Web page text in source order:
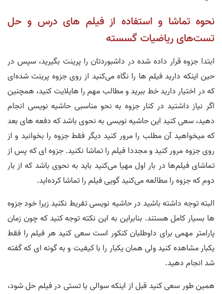
نحوه تماشا و استفاده از فیلم های درس و حل
تست‌های ریاضیات گسسته
ابتدا جزوه قرار داده شده در داشبوردتان را پرینت بگیرید، سپس در
حین اینکه دارید فیلم ها را نگاه می‌کنید از روی جزوه پرینت شده‌ای
که در اختیار دارید خط ببرید و مطالب مهم را هایلایت کنید،‌ همچنین
اگر نیاز داشتید در کنار جزوه به نحو مناسبی حاشیه نویسی انجام
دهید، سعی کنید این حاشیه نویسی به نحوی باشد که دفعه های بعد
که میخواهید آن مطلب را مرور کنید دیگر فقط جزوه را بخوانید و از
روی جزوه مرور کنید و مجددا فیلم را تماشا نکنید. جزوه ای که پس از
تماشای فیلم‌ها در بار اول مهیا می‌کنید باید به نحوی باشد که از بار
دوم که جزوه را مطالعه می‌کنید گویی فیلم را تماشا کرده‌اید.
البته توجه داشته باشید در حاشیه نویسی تفریط نکنید زیرا خود جزوه
ها بسیار کامل هستند. بنابراین به این نکته توجه کنید که چون زمان
پارامتر مهمی برای داوطلبان کنکور است سعی کنید هر فیلم را فقط
یکبار مشاهده کنید ولی همان یکبار را با کیفیت و به گونه ای که گفته
شد انجام دهید.
همین طور سعی کنید قبل از اینکه سوالی یا تستی در فیلم حل شود،